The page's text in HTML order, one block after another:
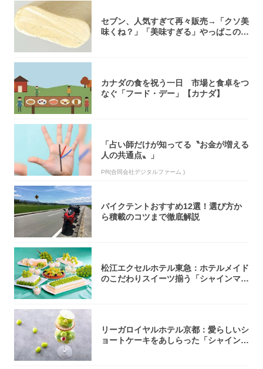
セブン、人気すぎて再々販売→「クソ美
味くね？」「美味すぎる」やっぱこのク
カナダの食を祝う一日 市場と食卓をつ
なぐ「フード・デー」【カナダ】
「占い師だけが知ってる〝お金が増える
人の共通点〟」
PR(合同会社デジタルファーム )
バイクテントおすすめ12選！選び方か
ら積載のコツまで徹底解説
松江エクセルホテル東急：ホテルメイド
のこだわりスイーツ揃う「シャインマス
リーガロイヤルホテル京都：愛らしいシ
ョートケーキをあしらった「シャインマ